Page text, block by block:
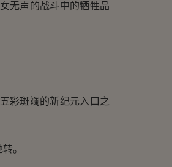
无声的战斗中的牺牲品
彩斑斓的新纪元入口之
。